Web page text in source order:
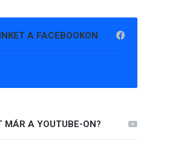
A FACEBOOKON
MÁR A YOUTUBE-ON?